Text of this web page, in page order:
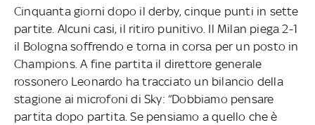
Cinquanta giorni dopo il derby, cinque punti in sette
partite. Alcuni casi, il ritiro punitivo. Il Milan piega 2-1
il Bologna soffrendo e torna in corsa per un posto in
Champions. A fine partita il direttore generale
rossonero Leonardo ha tracciato un bilancio della
stagione ai microfoni di Sky: “Dobbiamo pensare
partita dopo partita. Se pensiamo a quello che è